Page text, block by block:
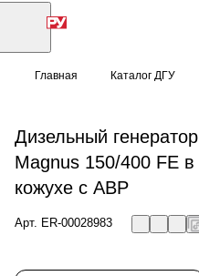
Главная Каталог ДГУ
Дизельный генератор
Magnus 150/400 FE в
кожухе с АВР
Арт. ER-00028983